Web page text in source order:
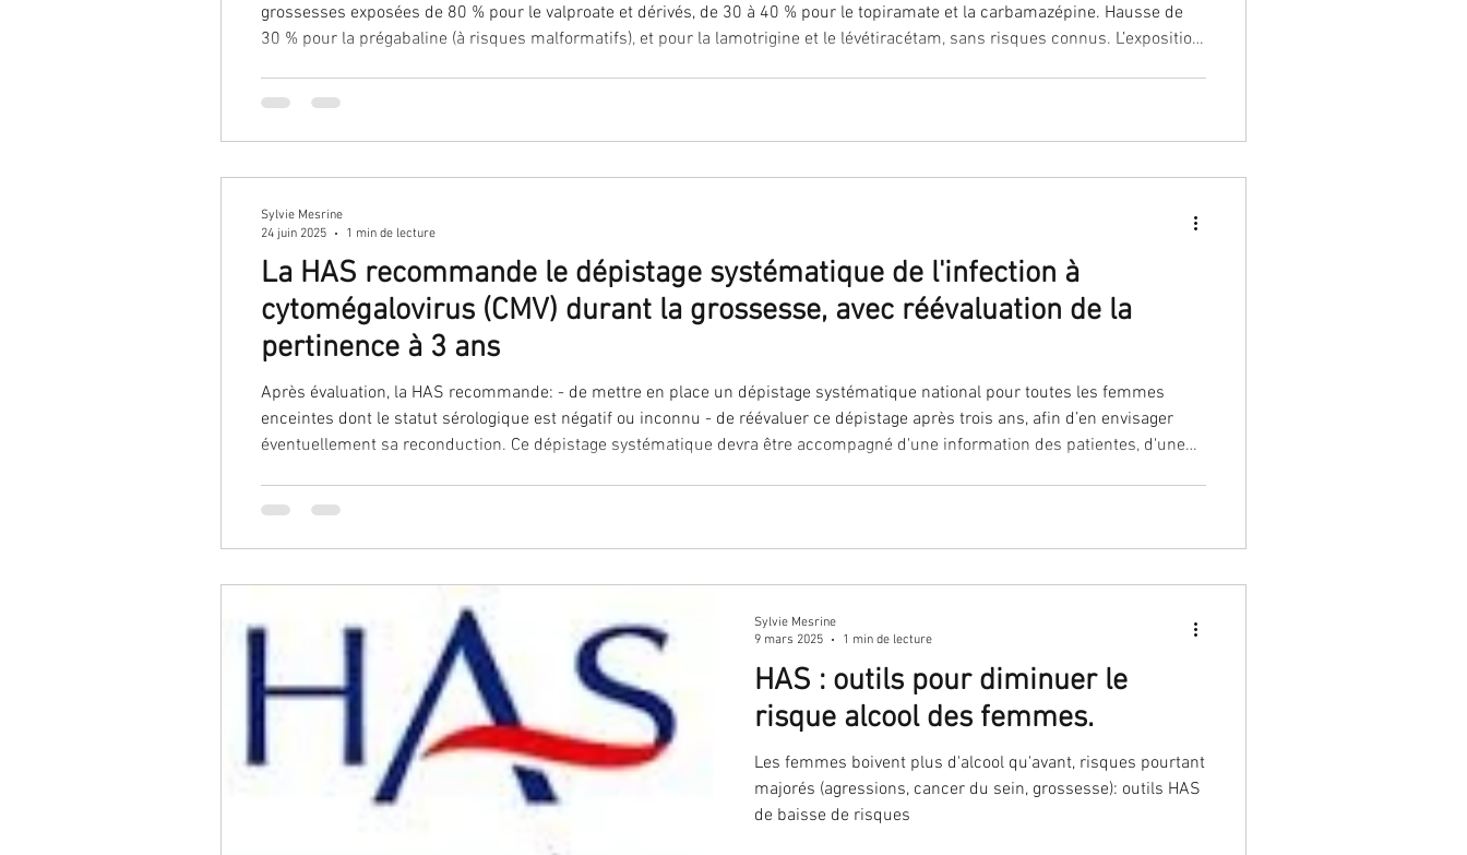
grossesses exposées de 80 % pour le valproate et dérivés, de 30 à 40 % pour le topiramate et la carbamazépine. Hausse de
30 % pour la prégabaline (à risques malformatifs), et pour la lamotrigine et le lévétiracétam, sans risques connus. L’exposition
La HAS recommande le dépistage systématique de l'infection à
cytomégalovirus (CMV) durant la grossesse, avec réévaluation de la
pertinence à 3 ans
Après évaluation, la HAS recommande: - de mettre en place un dépistage systématique national pour toutes les femmes
enceintes dont le statut sérologique est négatif ou inconnu - de réévaluer ce dépistage après trois ans, afin d’en envisager
éventuellement sa reconduction. Ce dépistage systématique devra être accompagné d'une information des patientes, d'une
Sylvie Mesrine
24 juin 2025
1 min de lecture
HAS : outils pour diminuer le
risque alcool des femmes.
Les femmes boivent plus d'alcool qu'avant, risques pourtant
majorés (agressions, cancer du sein, grossesse): outils HAS
de baisse de risques
Sylvie Mesrine
9 mars 2025
1 min de lecture